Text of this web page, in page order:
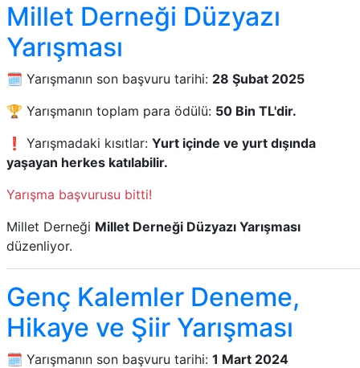
Millet Derneği Düzyazı
Yarışması
🗓️ Yarışmanın son başvuru tarihi: 28 Şubat 2025
🏆 Yarışmanın toplam para ödülü: 50 Bin TL'dir.
❗ Yarışmadaki kısıtlar: Yurt içinde ve yurt dışında
yaşayan herkes katılabilir.
Yarışma başvurusu bitti!
Millet Derneği Millet Derneği Düzyazı Yarışması
düzenliyor.
Genç Kalemler Deneme,
Hikaye ve Şiir Yarışması
🗓️ Yarışmanın son başvuru tarihi: 1 Mart 2024